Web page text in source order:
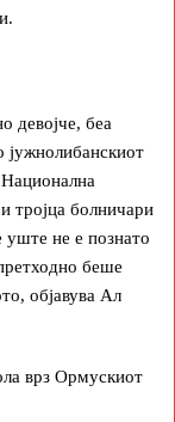
девојче, беа
јужнолибанскиот
тројца болничари
уште не е познато
беше
објавува Ал
врз Ормускиот